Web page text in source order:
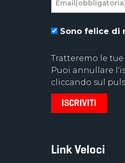
Sono felice di
Tratteremo le
Puoi annullare
cliccando sul
Link Veloci